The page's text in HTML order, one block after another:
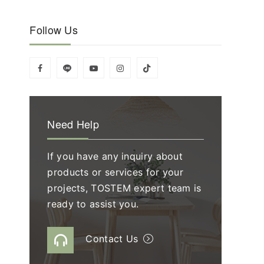
Follow Us
Need Help
If you have any inquiry about
products or services for your
projects, TOSTEM expert team is
ready to assist you.
Contact Us